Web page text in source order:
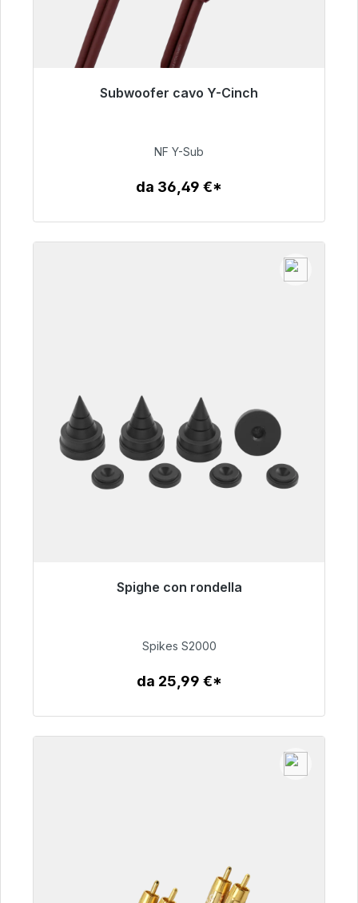
Subwoofer cavo Y-Cinch
Pronto per la spedizione immediata, tempo di
50,99 €
NF Y-Sub
da 36,49 €*
Spighe con rondella
Pronto per la spedizione immediata, tempo di
51,49 €
Spikes S2000
da 25,99 €*